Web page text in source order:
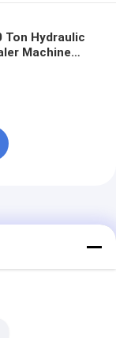
Ton Hydraulic
Machine